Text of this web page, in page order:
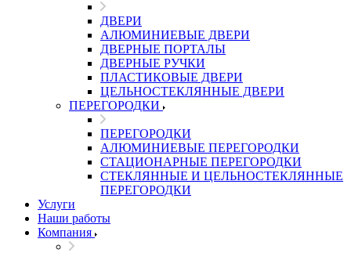
ДВЕРИ
АЛЮМИНИЕВЫЕ ДВЕРИ
ДВЕРНЫЕ ПОРТАЛЫ
ДВЕРНЫЕ РУЧКИ
ПЛАСТИКОВЫЕ ДВЕРИ
ЦЕЛЬНОСТЕКЛЯННЫЕ ДВЕРИ
ПЕРЕГОРОДКИ
ПЕРЕГОРОДКИ
АЛЮМИНИЕВЫЕ ПЕРЕГОРОДКИ
СТАЦИОНАРНЫЕ ПЕРЕГОРОДКИ
СТЕКЛЯННЫЕ И ЦЕЛЬНОСТЕКЛЯННЫЕ
ПЕРЕГОРОДКИ
Услуги
Наши работы
Компания